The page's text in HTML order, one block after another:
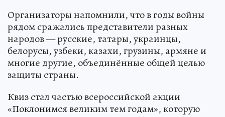
Организаторы напомнили, что в годы войны
рядом сражались представители разных
народов — русские, татары, украинцы,
белорусы, узбеки, казахи, грузины, армяне и
многие другие, объединённые общей целью
защиты страны.
Квиз стал частью всероссийской акции
«Поклонимся великим тем годам», которую